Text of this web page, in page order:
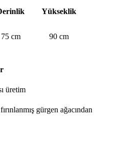
Yükseklik
75 cm 90 cm
üretim
gürgen ağacından